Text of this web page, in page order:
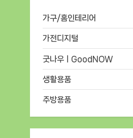
가구/홈인테리어
가전디지털
굿나우ㅣGoodNOW
생활용품
주방용품